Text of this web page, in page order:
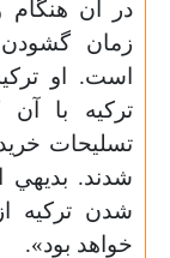
در آن هنگام
زمان
است. او
ترکيه با
تسليحات
شدند. بديهي
شدن ترکيه
خواهد بود».